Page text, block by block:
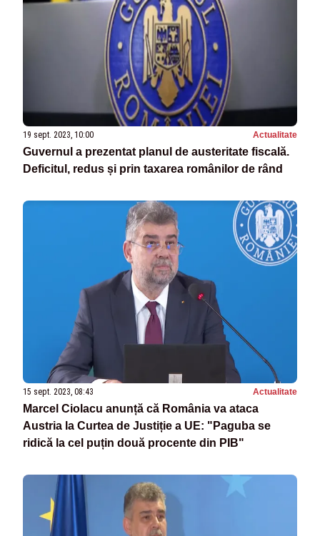
19 sept. 2023, 10:00 Actualitate
Guvernul a prezentat planul de austeritate fiscală.
Deficitul, redus și prin taxarea românilor de rând
15 sept. 2023, 08:43 Actualitate
Marcel Ciolacu anunță că România va ataca
Austria la Curtea de Justiție a UE: "Paguba se
ridică la cel puțin două procente din PIB"